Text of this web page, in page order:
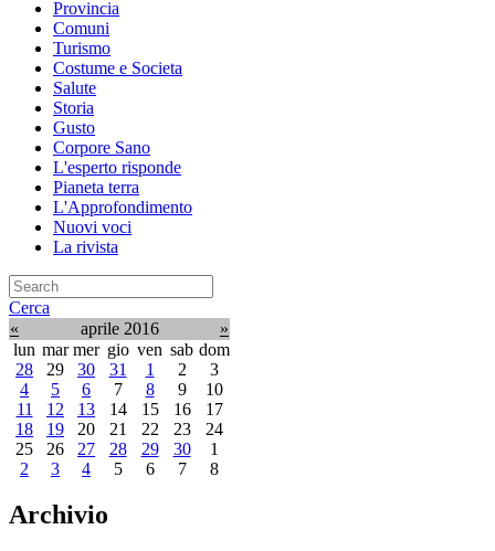
Provincia
Comuni
Turismo
Costume e Societa
Salute
Storia
Gusto
Corpore Sano
L'esperto risponde
Pianeta terra
L'Approfondimento
Nuovi voci
La rivista
Cerca
«
aprile 2016
»
lun mar mer gio ven sab dom
28
29 30 31 1 2
3
4
5 6 7 8 9
10
11
12 13 14 15 16
17
18
19 20 21 22 23
24
25
26 27 28 29 30
1
2
3 4 5 6 7 8
Archivio